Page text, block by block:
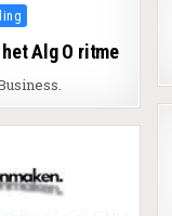
in
Alg O ritme